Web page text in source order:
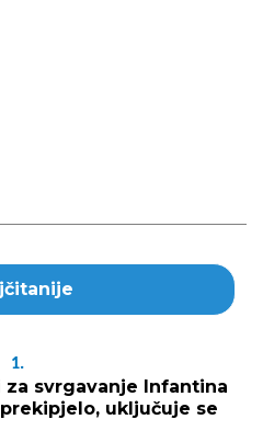
1.
za svrgavanje Infantina
uključuje se